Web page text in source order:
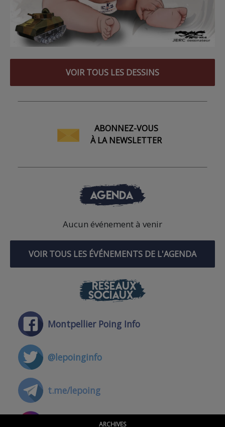
VOIR TOUS LES DESSINS
ABONNEZ-VOUS
À LA NEWSLETTER
AGENDA
Aucun événement à venir
VOIR TOUS LES ÉVÉNEMENTS DE L'AGENDA
RÉSEAUX
SOCIAUX
Montpellier Poing Info
@lepoinginfo
t.me/lepoing
@montpellierpoinginfo
ARCHIVES